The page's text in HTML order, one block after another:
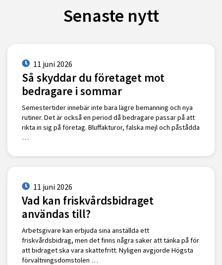
Senaste nytt
11 juni 2026
Så skyddar du företaget mot
bedragare i sommar
Semestertider innebär inte bara lägre bemanning och nya
rutiner. Det är också en period då bedragare passar på att
rikta in sig på företag. Bluffakturor, falska mejl och påstådda
…
11 juni 2026
Vad kan friskvårdsbidraget
användas till?
Arbetsgivare kan erbjuda sina anställda ett
friskvårdsbidrag, men det finns några saker att tänka på för
att bidraget ska vara skattefritt. Nyligen avgjorde Högsta
förvaltningsdomstolen …